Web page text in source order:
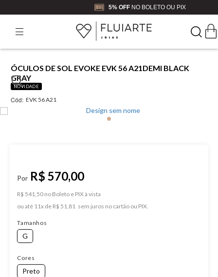
5% OFFNO BOLETO OU PIX
ÓCULOS DE SOL EVOKE EVK 56 A21DEMI BLACK
GRAY
NOVIDADE
Cód: EVK 56 A21
R$ 570,00
R$ 541,50 no Boleto e PIX
ou
11x de R$ 51,81
Tamanhos
G
Cores
Preto